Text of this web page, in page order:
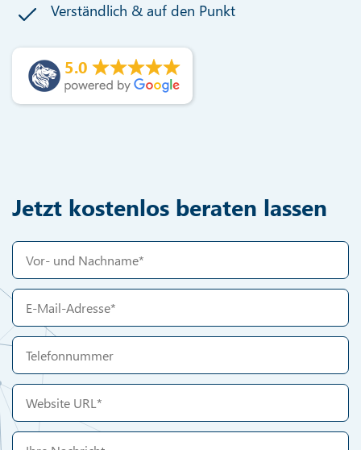
Verständlich & auf den Punkt
5.0
Jetzt kostenlos beraten lassen